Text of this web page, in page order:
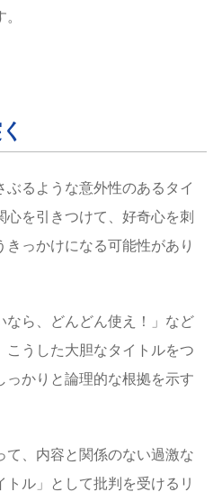
るような意外性のあるタイ
心を引きつけて、好奇心を刺
っかけになる可能性があり
なら、どんどん使え！」など
こうした大胆なタイトルをつ
っかりと論理的な根拠を示す
て、内容と関係のない過激な
ル」として批判を受けるリ